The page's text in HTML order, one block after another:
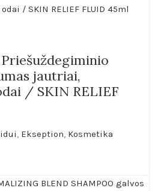
jautriai,
/ SKIN RELIEF
, Ekseption, Kosmetika